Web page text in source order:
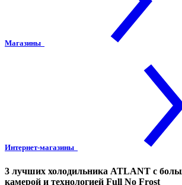
Магазины
Интернет-магазины
3 лучших холодильника ATLANT с
камерой и технологией Full No Frost